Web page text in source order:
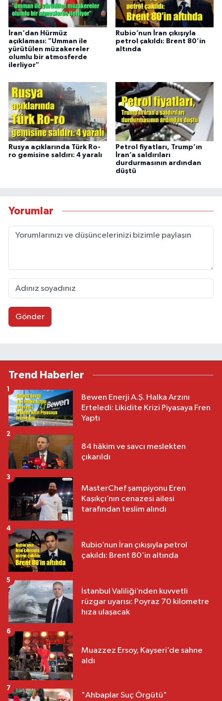
İran'dan Hürmüz
açıklaması: "Umman ile
yürütülen müzakereler
olumlu bir atmosferde
ilerliyor"
Rubio’nun İran çıkışıyla
petrol çakıldı: Brent 80’in
altında
Rusya açıklarında Türk Ro-
ro gemisine saldırı: 4 yaralı
Petrol fiyatları, Trump’ın
İran’a saldırıları
durdurmasının ardından
düştü
Yorumlar
Gönder
Trend Haberler
Bewen Enerji A.Ş. Halka Arzını
Erteledi: Likidite Krizi Piyasaya Fren
Yaptı
1
84 hâkim ve savcı meslekten
çıkarıldı
2
MasterChef şampiyonu Eren
Kaşıkçı’nın cenazesi ailesi
tarafından teslim alındı
3
Rubio’nun İran çıkışıyla petrol
çakıldı: Brent 80’in altında
4
İstanbul Valiliği’nden kuvvetli
rüzgar uyarısı: Poyraz 70 kilometre
hıza ulaşacak
5
Muazzez Ersoy, Kayseri’de sahne
aldı
6
"Ahbaplar Suç Örgütü"
7